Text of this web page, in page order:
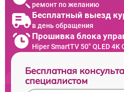
ремонт по желанию
Бесплатный выезд
в день обращения
Прошивка блока
Hiper SmartTV 50" QLED 4K
Бесплатная
специалистом